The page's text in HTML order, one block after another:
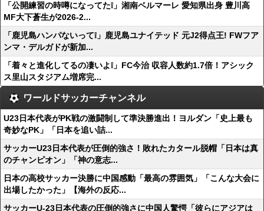
「公開練習の時噂になってた❕」湘南ベルマーレ 愛知県出身 豊川高
MF大下蒼生が2026-2...
「鹿児島ハンパないって❕」鹿児島ユナイテッド 元J2得点王! FWフア
ンマ・デルガドが新加...
「着々と進化してるの凄いよ❕」FC今治 収容人数約1.7倍！アシック
ス里山スタジアム増席完...
ワールドサッカーチャンネル
U23日本代表がPK戦の激闘制して準決勝進出！ヨルダン「史上最も
奇妙なPK」「日本を追い詰...
サッカーU23日本代表が圧倒的強さ！敗れたカタール脱帽「日本は真
のチャンピオン」「神の意志...
日本の高校サッカー決勝に中国感動「最高の雰囲気」「こんな大会に
出場したかった」【海外の反応...
サッカーU-23日本代表の圧倒的強さに中国人驚愕「彼らにアジアは